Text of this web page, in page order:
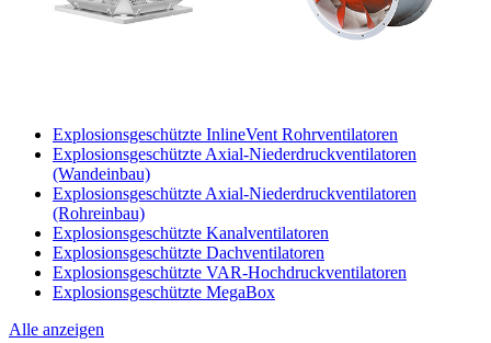
Explosionsgeschützte InlineVent Rohrventilatoren
Explosionsgeschützte Axial-Niederdruckventilatoren
(Wandeinbau)
Explosionsgeschützte Axial-Niederdruckventilatoren
(Rohreinbau)
Explosionsgeschützte Kanalventilatoren
Explosionsgeschützte Dachventilatoren
Explosionsgeschützte VAR-Hochdruckventilatoren
Explosionsgeschützte MegaBox
Alle anzeigen